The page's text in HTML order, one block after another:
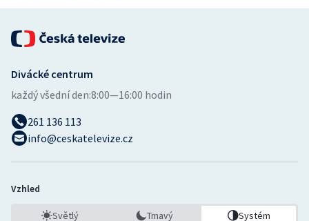
Ostatní
Divácké centrum
každý všední den:8:00—16:00 hodin
261 136 113
info@ceskatelevize.cz
Vzhled
Světlý Tmavý Systém